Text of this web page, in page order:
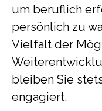
um beruflich
persönlich zu
Vielfalt der
bleiben Sie
engagiert.